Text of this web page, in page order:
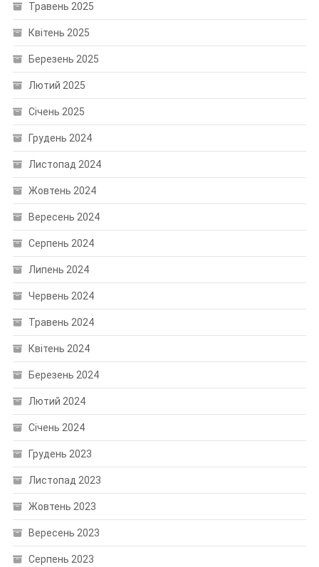
Травень 2025
Квітень 2025
Березень 2025
Лютий 2025
Січень 2025
Грудень 2024
Листопад 2024
Жовтень 2024
Вересень 2024
Серпень 2024
Липень 2024
Червень 2024
Травень 2024
Квітень 2024
Березень 2024
Лютий 2024
Січень 2024
Грудень 2023
Листопад 2023
Жовтень 2023
Вересень 2023
Серпень 2023